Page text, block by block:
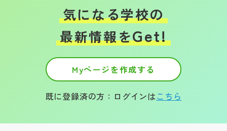
気になる学校の
最新情報をGet!
Myページを作成する
既に登録済の方：ログインはこちら